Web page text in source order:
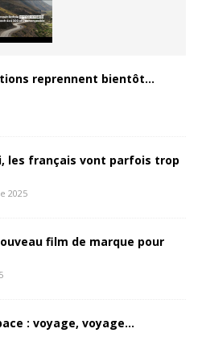
reprennent bientôt…
les français vont parfois trop
2025
film de marque pour
: voyage, voyage…